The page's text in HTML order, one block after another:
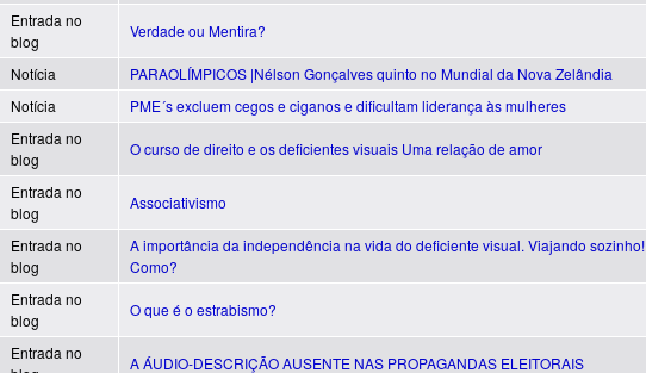
Entrada no
blog
Verdade ou Mentira?
Notícia PARAOLÍMPICOS |Nélson Gonçalves quinto no Mundial da Nova Zelândia
Notícia
PME´s excluem cegos e ciganos e dificultam liderança às mulheres
Entrada no
blog
O curso de direito e os deficientes visuais Uma relação de amor
Entrada no
blog
Associativismo
Entrada no
blog
A importância da independência na vida do deficiente visual. Viajando sozinho!
Como?
Entrada no
blog
O que é o estrabismo?
Entrada no
A ÁUDIO-DESCRIÇÃO AUSENTE NAS PROPAGANDAS ELEITORAIS